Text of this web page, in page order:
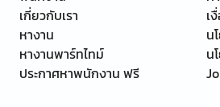
เกี่ยวกับเรา
หางาน
หางานพาร์ทไทม์
ประกาศหาพนักงาน ฟรี
เ
น
น